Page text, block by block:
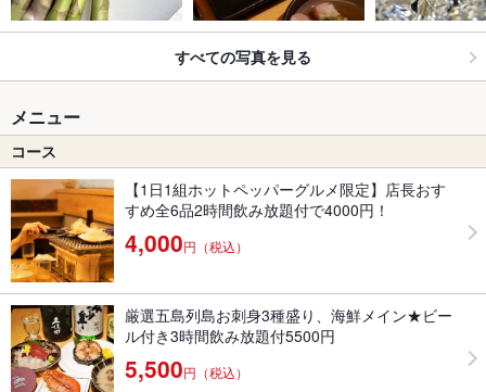
すべての写真を見る
メニュー
コース
【1日1組ホットペッパーグルメ限定】店長おす
すめ全6品2時間飲み放題付で4000円！
4,000円（税込）
厳選五島列島お刺身3種盛り、海鮮メイン★ビー
ル付き3時間飲み放題付5500円
5,500円（税込）